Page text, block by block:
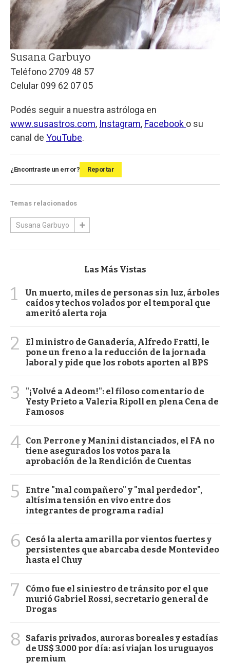
Susana Garbuyo
Teléfono 2709 48 57
Celular 099 62 07 05
Podés seguir a nuestra astróloga en
www.susastros.com, Instagram, Facebook o su
canal de YouTube.
¿Encontraste un error? Reportar
Temas relacionados
Susana Garbuyo
Las Más Vistas
1
Un muerto, miles de personas sin luz, árboles
caídos y techos volados por el temporal que
ameritó alerta roja
2
El ministro de Ganadería, Alfredo Fratti, le
pone un freno a la reducción de la jornada
laboral y pide que los robots aporten al BPS
3
"¡Volvé a Adeom!": el filoso comentario de
Yesty Prieto a Valeria Ripoll en plena Cena de
Famosos
4 Con Perrone y Manini distanciados, el FA no
tiene asegurados los votos para la
aprobación de la Rendición de Cuentas
5
Entre "mal compañero" y "mal perdedor",
altísima tensión en vivo entre dos
integrantes de programa radial
6
Cesó la alerta amarilla por vientos fuertes y
persistentes que abarcaba desde Montevideo
hasta el Chuy
7
Cómo fue el siniestro de tránsito por el que
murió Gabriel Rossi, secretario general de
Drogas
8
Safaris privados, auroras boreales y estadías
de US$ 3.000 por día: así viajan los uruguayos
premium